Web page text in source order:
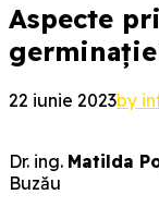
Aspecte
22 iunie 2023by
Dr. ing. Matilda
Buzău